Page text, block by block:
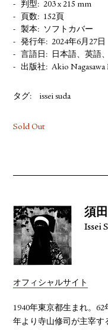
Sold Out
判型
203 x 215 mm
頁数
152頁
製本
ソフトカバー
発行年
2024年6月27日
言語日
日本語、英語
出版社
Akio
タグ: issei suda
須
Issei
オフィシャルサイト
1940年東京都生まれ。
年より寺山修司が主宰す